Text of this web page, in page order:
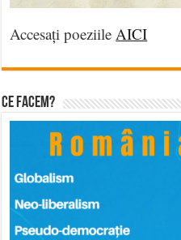
Accesați poeziile AICI
Ce facem?